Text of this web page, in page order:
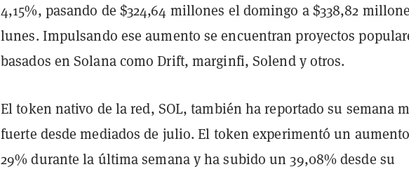
4,15%, pasando de $324,64 millones el domingo a $338,82
lunes. Impulsando ese aumento se encuentran proyectos
basados en Solana como Drift, marginfi, Solend y otros.
El token nativo de la red, SOL, también ha reportado su semana
fuerte desde mediados de julio. El token experimentó un
29% durante la última semana y ha subido un 39,08% desde su